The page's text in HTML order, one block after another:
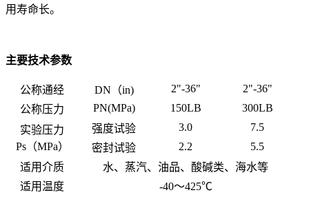
用寿命长。
主要技术参数
公称通经 DN（in) 2"-36"
2"-36"
公称压力
PN(MPa) 150LB
300LB
实验压力
Ps（MPa）
强度试验 3.0
7.5
密封试验
2.2
5.5
适用介质
水、蒸汽、油品、酸碱类、海水等
适用温度
-40～425℃